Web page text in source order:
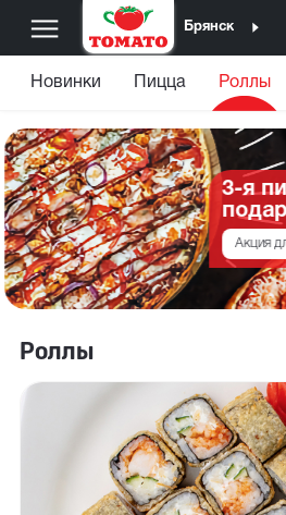
Брянск
Новинки Пицца Роллы
3-я
Акция
Роллы